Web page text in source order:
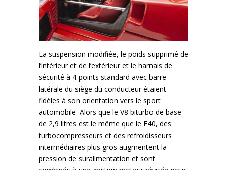
La suspension modifiée, le poids supprimé de
l’intérieur et de l’extérieur et le harnais de
sécurité à 4 points standard avec barre
latérale du siège du conducteur étaient
fidèles à son orientation vers le sport
automobile. Alors que le V8 biturbo de base
de 2,9 litres est le même que le F40, des
turbocompresseurs et des refroidisseurs
intermédiaires plus gros augmentent la
pression de suralimentation et sont